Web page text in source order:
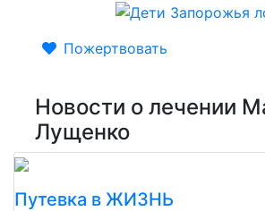
Пожертвовать
Новости о лечении
Лущенко
Путевка в ЖИЗНЬ